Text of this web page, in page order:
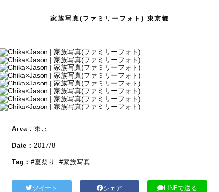
家族写真(ファミリーフォト) 東京都
Area： 東京
Date： 2017/8
Tag： #夏祭り #家族写真
ツイート シェア LINEで送る